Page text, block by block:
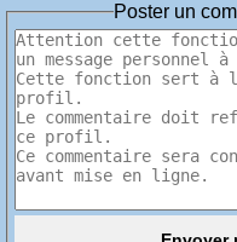
Poster un